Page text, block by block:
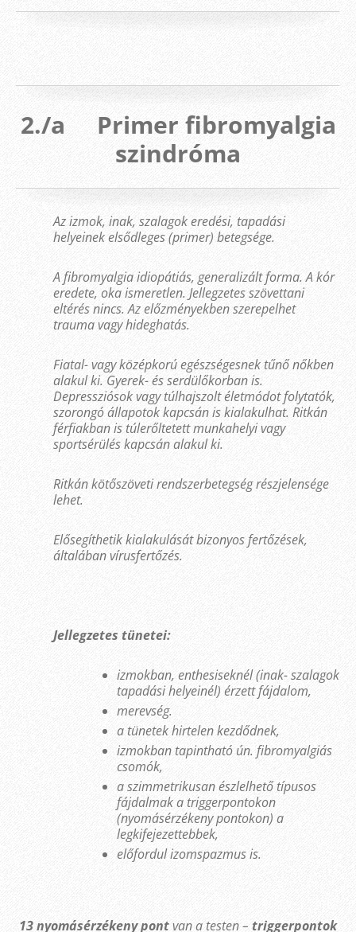
2./a Primer fibromyalgia
szindróma
Az izmok, inak, szalagok eredési, tapadási
helyeinek elsődleges (primer) betegsége.
A fibromyalgia idiopátiás, generalizált forma. A kór
eredete, oka ismeretlen. Jellegzetes szövettani
eltérés nincs. Az előzményekben szerepelhet
trauma vagy hideghatás.
Fiatal- vagy középkorú egészségesnek tűnő nőkben
alakul ki. Gyerek- és serdülőkorban is.
Depressziósok vagy túlhajszolt életmódot folytatók,
szorongó állapotok kapcsán is kialakulhat. Ritkán
férfiakban is túlerőltetett munkahelyi vagy
sportsérülés kapcsán alakul ki.
Ritkán kötőszöveti rendszerbetegség részjelensége
lehet.
Elősegíthetik kialakulását bizonyos fertőzések,
általában vírusfertőzés.
Jellegzetes tünetei:
izmokban, enthesiseknél (inak- szalagok
tapadási helyeinél) érzett fájdalom,
merevség.
a tünetek hirtelen kezdődnek,
izmokban tapintható ún. fibromyalgiás
csomók,
a szimmetrikusan észlelhető típusos
fájdalmak a triggerpontokon
(nyomásérzékeny pontokon) a
legkifejezettebbek,
előfordul izomspazmus is.
13 nyomásérzékeny pontvan a testen – triggerpontok